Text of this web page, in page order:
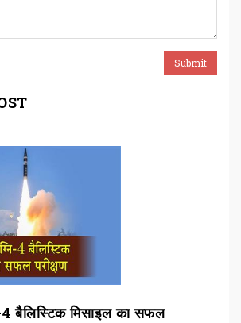
4 बैलिस्टिक मिसाइल का सफल